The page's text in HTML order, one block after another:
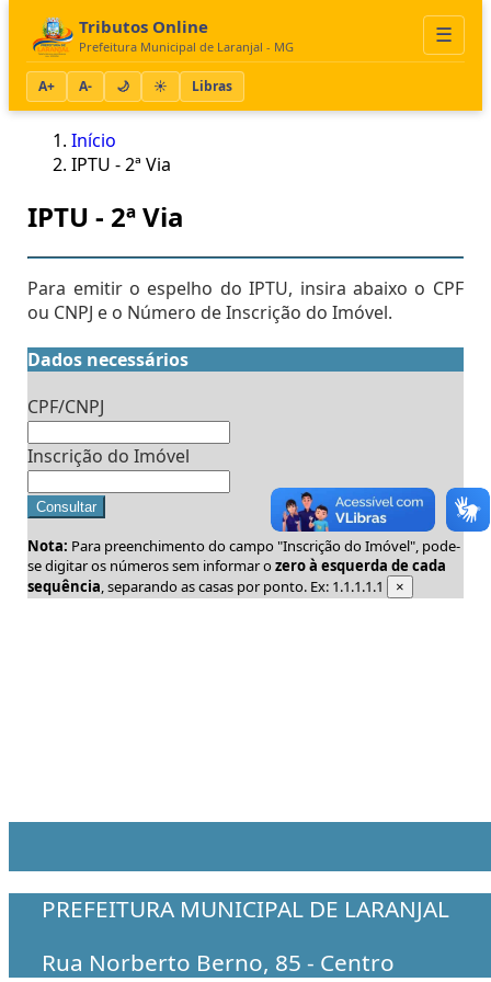
Tributos Online
Prefeitura Municipal de Laranjal - MG ☰
A+ A- 🌙 ☀️ Libras
Início
IPTU - 2ª Via
IPTU - 2ª Via
Para emitir o espelho do IPTU, insira abaixo o CPF
ou CNPJ e o Número de Inscrição do Imóvel.
Dados necessários
CPF/CNPJ
Inscrição do Imóvel
Consultar
Nota: Para preenchimento do campo "Inscrição do Imóvel", pode-
se digitar os números sem informar ozero à esquerda de cada
sequência, separando as casas por ponto. Ex: 1.1.1.1.1 ×
PREFEITURA MUNICIPAL DE LARANJAL
Rua Norberto Berno, 85 - Centro